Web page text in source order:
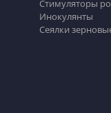
Стимуляторы
Инокулянты
Сеялки